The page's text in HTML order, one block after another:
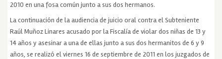
2010 en una fosa común junto a sus dos hermanos.
La continuación de la audiencia de juicio oral contra el Subteniente
Raúl Muñoz Linares acusado por la Fiscalía de violar dos niñas de 13 y
14 años y asesinar a una de ellas junto a sus dos hermanitos de 6 y 9
años, se realizó el viernes 16 de septiembre de 2011 en los juzgados de